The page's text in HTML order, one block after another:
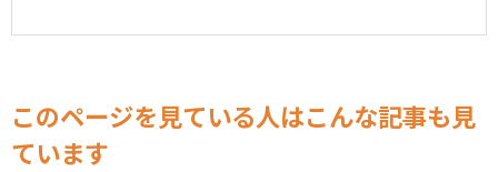
このページを見ている人はこんな記事も見
ています